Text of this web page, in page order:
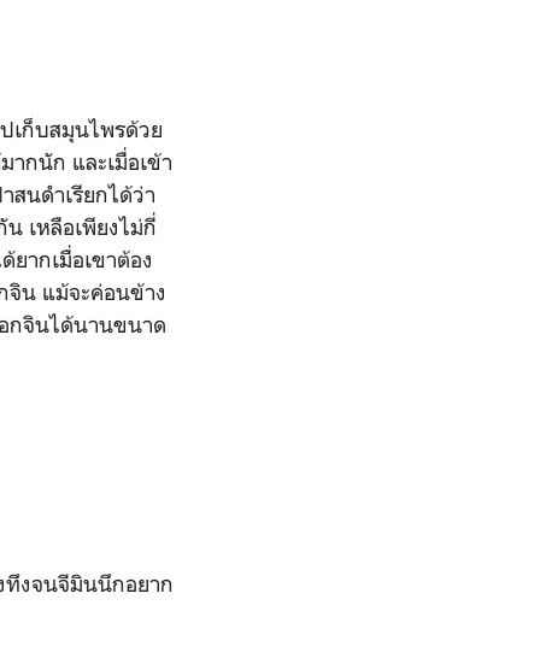
เก็บสมุนไพรด้วย
ากนัก และเมื่อเข้า
นดำเรียกได้ว่า
เหลือเพียงไม่กี่
ากเมื่อเขาต้อง
จิน แม้จะค่อนข้าง
อกจินได้นานขนาด
ทึงจนจีมินนึกอยาก